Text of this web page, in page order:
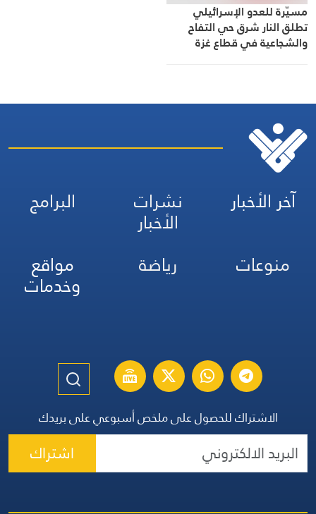
مسيّرة للعدو الإسرائيلي
تطلق النار شرق حي التفاح
والشجاعية في قطاع غزة
آخر الأخبار نشرات
الأخبار
البرامج
منوعات
رياضة مواقع
وخدمات
الاشتراك للحصول على ملخص أسبوعي على بريدك
اشتراك